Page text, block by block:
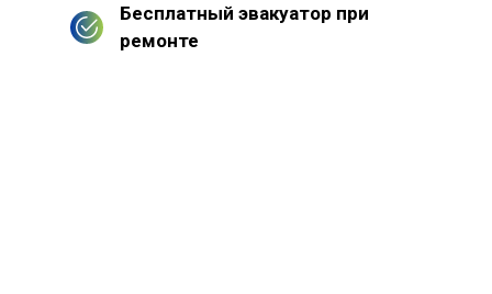
Бесплатный эвакуатор при
ремонте